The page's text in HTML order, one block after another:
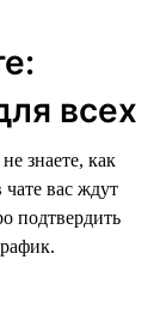
всех
знаете, как
чате вас ждут
подтвердить